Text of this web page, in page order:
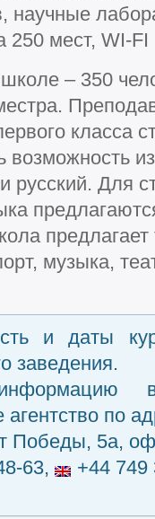
научные
250 мест, WI-
– 350
класса
возможность
русский. Для
музыка,
и даты
заведения.
информацию
по
Победы, 5а,
63,
+44